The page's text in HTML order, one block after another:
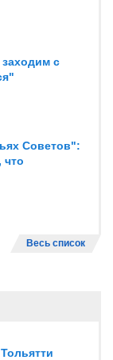
с
Советов":
что
Весь список